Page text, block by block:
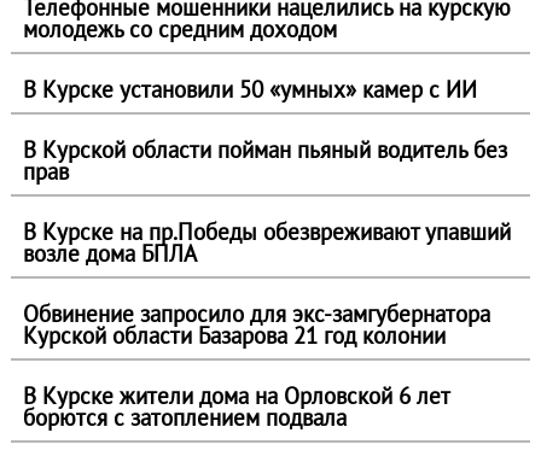
Телефонные мошенники нацелились на курскую
молодежь со средним доходом
В Курске установили 50 «умных» камер с ИИ
В Курской области пойман пьяный водитель без
прав
В Курске на пр.Победы обезвреживают упавший
возле дома БПЛА
Обвинение запросило для экс-замгубернатора
Курской области Базарова 21 год колонии
В Курске жители дома на Орловской 6 лет
борются с затоплением подвала